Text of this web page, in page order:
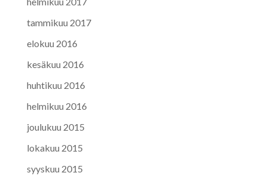
tammikuu 2017
elokuu 2016
kesäkuu 2016
huhtikuu 2016
helmikuu 2016
joulukuu 2015
lokakuu 2015
syyskuu 2015